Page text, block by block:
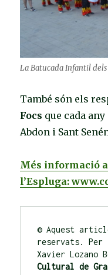
La Batucada Infantil dels
També són els
Focs que cada
Abdon i Sant
Més informació
l’Espluga:
© Aquest
reservats.
Xavier Lozano
Cultural de